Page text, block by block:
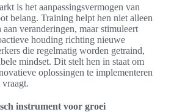
is het aanpassingsvermogen van
belang. Training helpt hen niet alleen
aan veranderingen, maar stimuleert
houding richting nieuwe
die regelmatig worden getraind,
mindset. Dit stelt hen in staat om
oplossingen te implementeren
vraagt.
instrument voor groei